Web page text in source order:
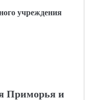
учреждения
Приморья и